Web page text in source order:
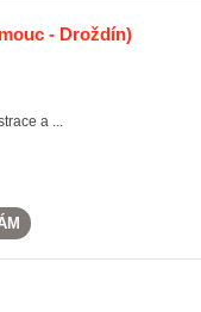
- Droždín)
a ...